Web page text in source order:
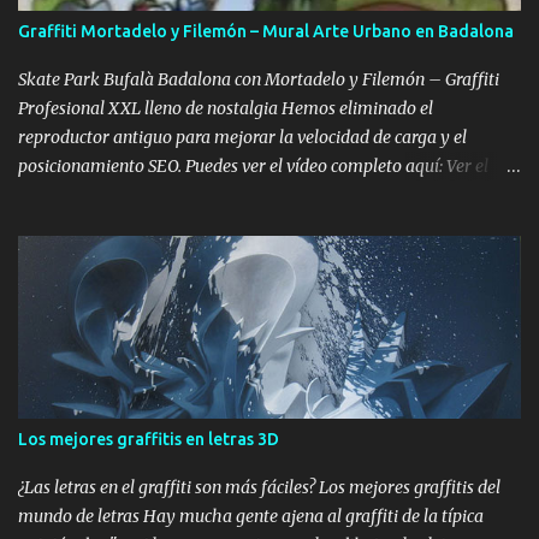
con la herramienta Graffiti Creator Personalización de fuentes y
estilos urbanos El tipo de letra que ves arriba es solo una de las
muc...
Graffiti Mortadelo y Filemón – Mural Arte Urbano en Badalona
Skate Park Bufalà Badalona con Mortadelo y Filemón – Graffiti
Profesional XXL lleno de nostalgia Hemos eliminado el
reproductor antiguo para mejorar la velocidad de carga y el
posicionamiento SEO. Puedes ver el vídeo completo aquí: Ver el
Mortadelo y Filemón Hay murales bonitos. Hay murales grandes.
Y luego están los murales que conectan directamente con la
infancia de varias generaciones. El Skate Park de Bufalà, en
Badalona, se transformó en un homenaje gigante a Mortadelo y
Filemón. No uno. No dos. Un montón de Mortadelos disfrazados de
mil cosas distintas, como solo él sabe hacer: torero, superhéroe,
espía, monstruo, lo que haga falta para escapar del marrón de
turno. Porque si algo define a Mortadelo es el disfraz. Y si algo
define al graffiti profesional es la transformación del espacio. Aquí
se juntaron las dos cosas. Mortadelo y Filemó...
Los mejores graffitis en letras 3D
¿Las letras en el graffiti son más fáciles? Los mejores graffitis del
mundo de letras Hay mucha gente ajena al graffiti de la típica